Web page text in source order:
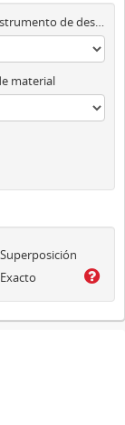
Instrumento de descripción
material
Superposición
Exacto